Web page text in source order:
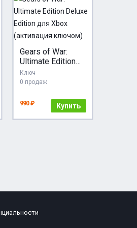
Gears of War:
Ultimate Edition
Deluxe Edition
для Xbox
ключом)
Ключ
0 продаж
990 ₽ Купить